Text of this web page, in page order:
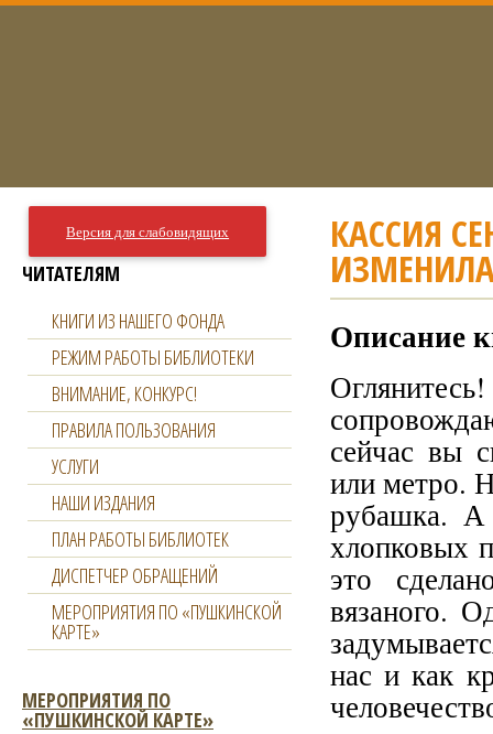
КАССИЯ
Описание
сейчас вы
или метро.
рубашка.
хлопковых
это
вязаного.
нас и как
Версия для слабовидящих
ЧИТАТЕЛЯМ
КНИГИ ИЗ НАШЕГО ФОНДА
РЕЖИМ РАБОТЫ БИБЛИОТЕКИ
ВНИМАНИЕ, КОНКУРС!
ПРАВИЛА ПОЛЬЗОВАНИЯ
УСЛУГИ
НАШИ ИЗДАНИЯ
ПЛАН РАБОТЫ БИБЛИОТЕК
ДИСПЕТЧЕР ОБРАЩЕНИЙ
МЕРОПРИЯТИЯ ПО «ПУШКИНСКОЙ
КАРТЕ»
МЕРОПРИЯТИЯ ПО
«ПУШКИНСКОЙ КАРТЕ»